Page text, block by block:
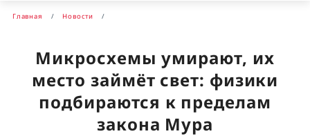
Главная Новости
Микросхемы умирают, их
место займёт свет: физики
подбираются к пределам
закона Мура